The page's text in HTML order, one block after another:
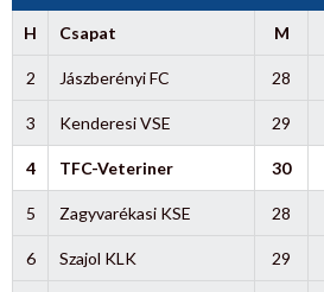
H Csapat M
2 Jászberényi FC 28
3 Kenderesi VSE 29
4 TFC-Veteriner 30
5 Zagyvarékasi KSE 28
6 Szajol KLK 29